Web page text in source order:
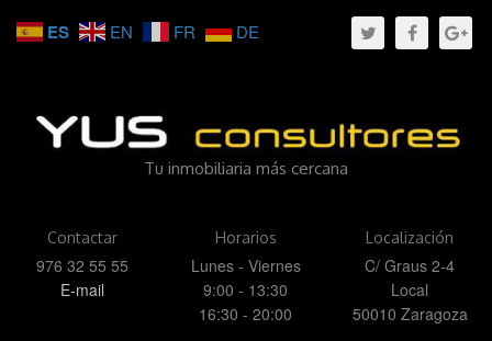
Tu inmobiliaria más cercana
Contactar
976 32 55 55
E-mail
Horarios
Lunes - Viernes
9:00 - 13:30
16:30 - 20:00
Localización
C/ Graus 2-4
Local
50010 Zaragoza
ES EN FR DE